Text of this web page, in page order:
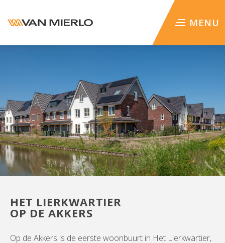
WERKEN BIJ
MENU
HET LIERKWARTIER
OP DE AKKERS
Op de Akkers is de eerste woonbuurt in Het Lierkwartier,